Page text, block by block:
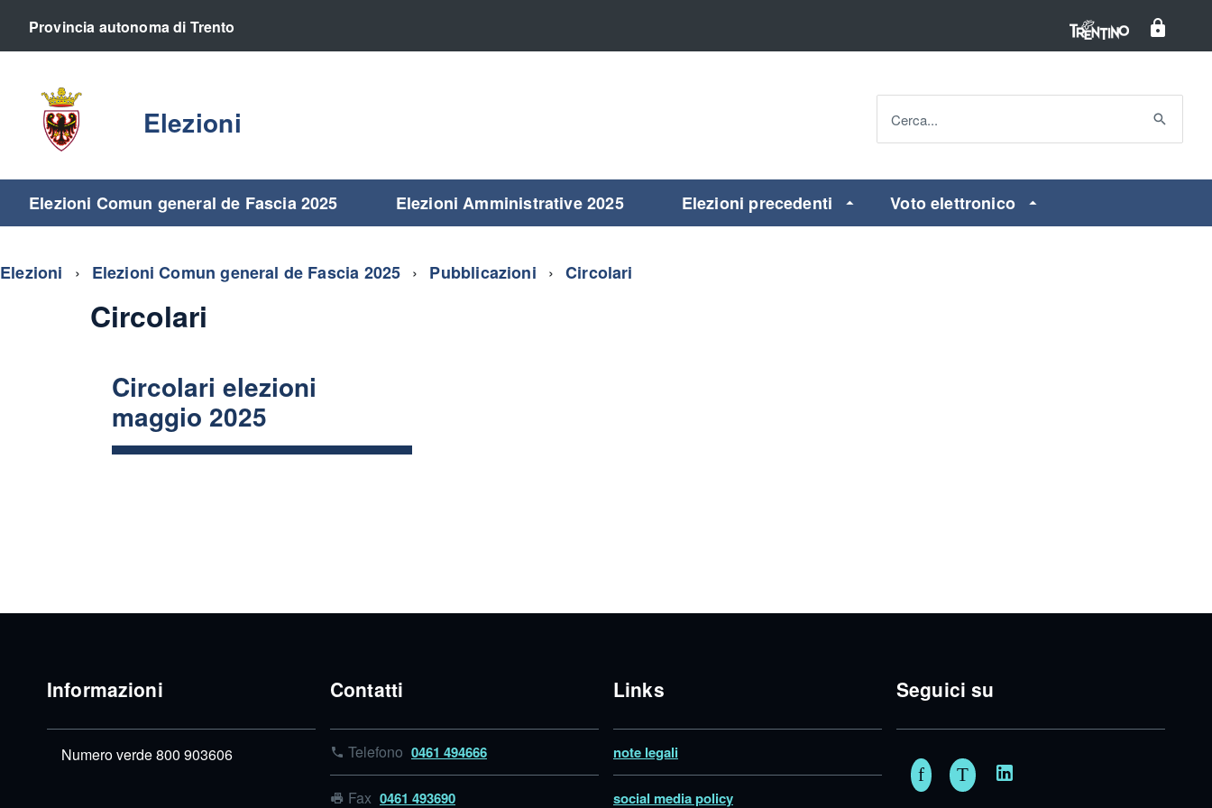
Provincia autonoma di Trento
Elezioni Cerca...
Elezioni Comun general de Fascia 2025 Elezioni Amministrative 2025 Elezioni precedenti Voto elettronico
Elezioni Elezioni Comun general de Fascia 2025 Pubblicazioni Circolari
Circolari
Circolari elezioni
maggio 2025
Informazioni
Numero verde 800 903606
Contatti
Telefono 0461 494666
Fax 0461 493690
Links
note legali
social media policy
Seguici su
FacebookTwitter